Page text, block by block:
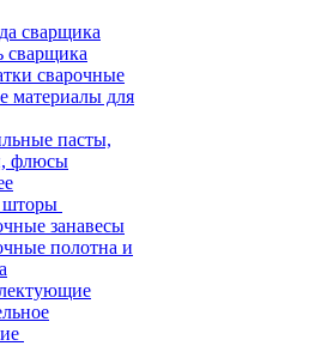
сварщика
сварщика
сварочные
материалы для
пасты,
флюсы
шторы
занавесы
полотна и